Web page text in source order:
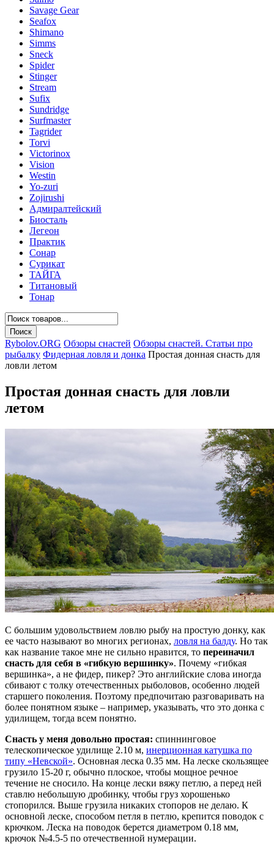
Savage Gear
Seafox
Shimano
Simms
Sneck
Spider
Stinger
Stream
Sufix
Sundridge
Surfmaster
Tagrider
Torvi
Victorinox
Vision
Westin
Yo-zuri
Zojirushi
Адмиралтейский
Биосталь
Легеон
Практик
Сонар
Сурикат
ТАЙГА
Титановый
Тонар
Rybolov.ORG Обзоры снастей Обзоры снастей. Статьи про
рыбалку Фидерная ловля и донка Простая донная снасть для
ловли летом
Простая донная снасть для ловли
летом
С большим удовольствием ловлю рыбу на простую донку, как
ее часто называют во многих регионах, ловля на балду. Но так
как название такое мне не сильно нравится, то переиначил
снасть для себя в «гибкую вершинку». Почему «гибкая
вершинка», а не фидер, пикер? Это английские слова иногда
сбивают с толку отечественных рыболовов, особенно людей
старшего поколения. Поэтому предпочитаю разговаривать на
более понятном языке – например, указывать, что это донка с
удилищем, тогда всем понятно.
Снасть у меня довольно простая: спиннинговое
телескопическое удилище 2.10 м, инерционная катушка по
типу «Невской». Основная леска 0.35 мм. На леске скользящее
грузило 15-20 г, обычно плоское, чтобы мощное речное
течение не сносило. На конце лески вяжу петлю, а перед ней
ставлю небольшую дробинку, чтобы груз хорошенько
стопорился. Выше грузила никаких стопоров не делаю. К
основной леске, способом петля в петлю, крепится поводок с
крючком. Леска на поводок берется диаметром 0.18 мм,
крючок №4.5-5 по отечественной нумерации.